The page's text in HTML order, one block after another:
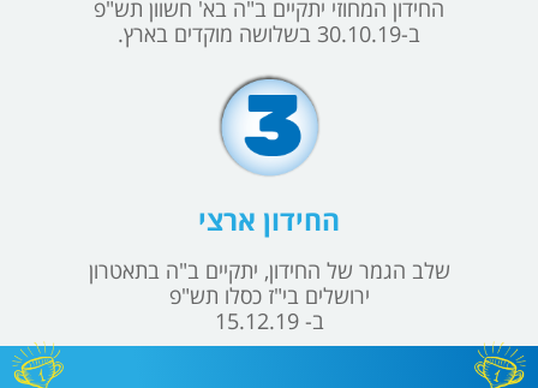
החידון המחוזי יתקיים ב"ה בא' חשוון תש"פ
ב-30.10.19 בשלושה מוקדים בארץ.
החידון ארצי
שלב הגמר של החידון, יתקיים ב"ה בתאטרון
ירושלים בי"ז כסלו תש"פ
ב- 15.12.19